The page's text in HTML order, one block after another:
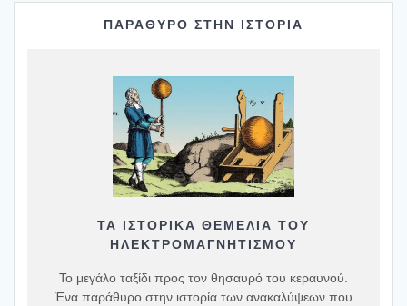
ΠΑΡΑΘΥΡΟ ΣΤΗΝ ΙΣΤΟΡΙΑ
ΤΑ ΙΣΤΟΡΙΚΆ ΘΕΜΈΛΙΑ ΤΟΥ
ΗΛΕΚΤΡΟΜΑΓΝΗΤΙΣΜΟΎ
Το μεγάλο ταξίδι προς τον θησαυρό του κεραυνού.
Ένα παράθυρο στην ιστορία των ανακαλύψεων που